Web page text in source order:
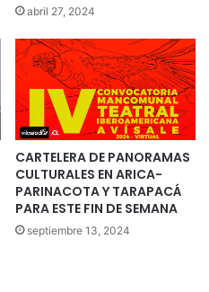
abril 27, 2024
CARTELERA DE PANORAMAS
CULTURALES EN ARICA-
PARINACOTA Y TARAPACÁ
PARA ESTE FIN DE SEMANA
septiembre 13, 2024